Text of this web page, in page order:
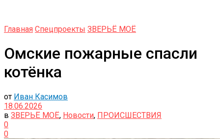
Главная Спецпроекты ЗВЕРЬЁ МОЁ
Омские пожарные спасли
котёнка
от Иван Касимов
18.06.2026
в ЗВЕРЬЁ МОЁ, Новости, ПРОИСШЕСТВИЯ
0
0